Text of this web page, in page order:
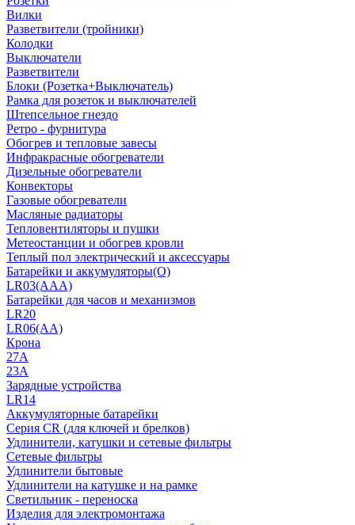
Вилки
Разветвители (тройники)
Колодки
Выключатели
Разветвители
Блоки (Розетка+Выключатель)
Рамка для розеток и выключателей
Штепсельное гнездо
Ретро - фурнитура
Обогрев и тепловые завесы
Инфракрасные обогреватели
Дизельные обогреватели
Конвекторы
Газовые обогреватели
Масляные радиаторы
Тепловентиляторы и пушки
Метеостанции и обогрев кровли
Теплый пол электрический и аксессуары
Батарейки и аккумуляторы(О)
LR03(AAA)
Батарейки для часов и механизмов
LR20
LR06(AA)
Крона
27A
23A
Зарядные устройства
LR14
Аккумуляторные батарейки
Серия CR (для ключей и брелков)
Удлинители, катушки и сетевые фильтры
Сетевые фильтры
Удлинители бытовые
Удлинители на катушке и на рамке
Светильник - переноска
Изделия для электромонтажа